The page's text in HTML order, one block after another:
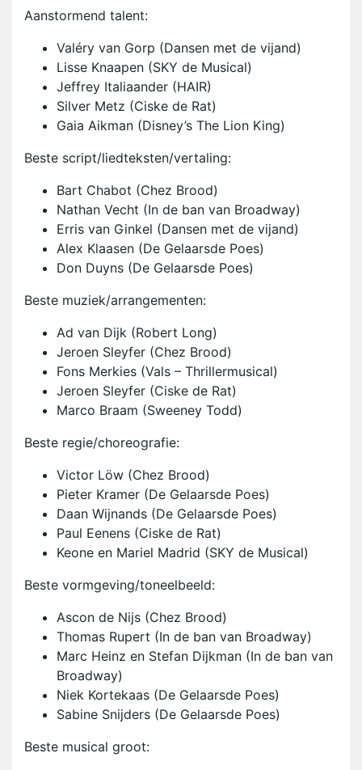
Aanstormend talent:
Valéry van Gorp (Dansen met de vijand)
Lisse Knaapen (SKY de Musical)
Jeffrey Italiaander (HAIR)
Silver Metz (Ciske de Rat)
Gaia Aikman (Disney’s The Lion King)
Beste script/liedteksten/vertaling:
Bart Chabot (Chez Brood)
Nathan Vecht (In de ban van Broadway)
Erris van Ginkel (Dansen met de vijand)
Alex Klaasen (De Gelaarsde Poes)
Don Duyns (De Gelaarsde Poes)
Beste muziek/arrangementen:
Ad van Dijk (Robert Long)
Jeroen Sleyfer (Chez Brood)
Fons Merkies (Vals – Thrillermusical)
Jeroen Sleyfer (Ciske de Rat)
Marco Braam (Sweeney Todd)
Beste regie/choreografie:
Victor Löw (Chez Brood)
Pieter Kramer (De Gelaarsde Poes)
Daan Wijnands (De Gelaarsde Poes)
Paul Eenens (Ciske de Rat)
Keone en Mariel Madrid (SKY de Musical)
Beste vormgeving/toneelbeeld:
Ascon de Nijs (Chez Brood)
Thomas Rupert (In de ban van Broadway)
Marc Heinz en Stefan Dijkman (In de ban van
Broadway)
Niek Kortekaas (De Gelaarsde Poes)
Sabine Snijders (De Gelaarsde Poes)
Beste musical groot: